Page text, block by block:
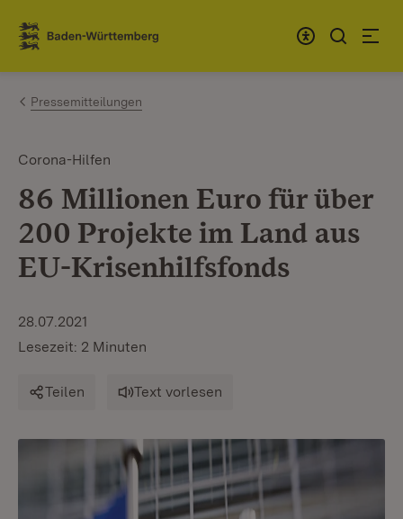
Zum Inhalt springen
Link zur Startseite
Pressemitteilungen
Corona-Hilfen
86 Millionen Euro für über
200 Projekte im Land aus
EU-Krisenhilfsfonds
28.07.2021
Lesezeit: 2 Minuten
Teilen Text vorlesen